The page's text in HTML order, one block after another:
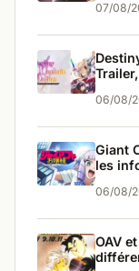
07/08/
06/08/
Giant
les
06/08/
OAV